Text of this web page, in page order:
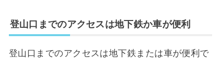
登山口までのアクセスは地下鉄か車が便利
登山口までのアクセスは地下鉄または車が便利で